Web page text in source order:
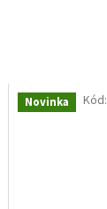
Novinka Kód: